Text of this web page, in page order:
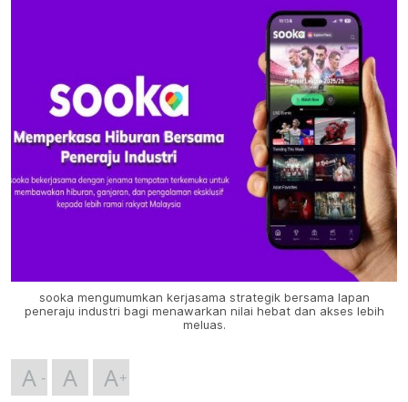
sooka mengumumkan kerjasama strategik bersama lapan
peneraju industri bagi menawarkan nilai hebat dan akses lebih
meluas.
A A A